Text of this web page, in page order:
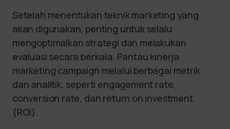
Setelah menentukan teknik marketing yang
akan digunakan, penting untuk selalu
mengoptimalkan strategi dan melakukan
evaluasi secara berkala. Pantau kinerja
marketing campaign melalui berbagai metrik
dan analitik, seperti engagement rate,
conversion rate, dan return on investment
(ROI).